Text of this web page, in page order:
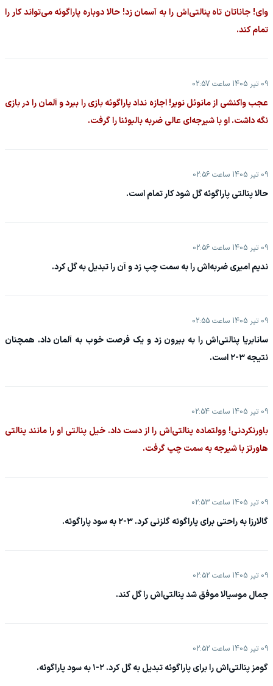
وای! جاناتان تاه پنالتی‌اش را به آسمان زد! حالا دوباره پاراگوئه می‌تواند کار را
تمام کند.
09 تیر 1405 ساعت 02:57
عجب واکنشی از مانوئل نویر! اجازه نداد پاراگوئه بازی را ببرد و آلمان را در بازی
نگه داشت. او با شیرجه‌ای عالی ضربه بالبوئنا را گرفت.
09 تیر 1405 ساعت 02:56
حالا پنالتی پاراگوئه گل شود کار تمام است.
09 تیر 1405 ساعت 02:56
ندیم امیری ضربه‌اش را به سمت چپ زد و آن را تبدیل به گل کرد.
09 تیر 1405 ساعت 02:55
سانابریا پنالتی‌اش را به بیرون زد و یک فرصت خوب به آلمان داد. همچنان
نتیجه ۳-۲ است‌.
09 تیر 1405 ساعت 02:54
باورنکردنی! وولتماده پنالتی‌اش را از دست داد. خیل پنالتی او را مانند پنالتی
هاورتز با شیرجه به سمت چپ گرفت.
09 تیر 1405 ساعت 02:53
گالارزا به راحتی برای پاراگوئه گلزنی کرد. ۳-۲ به سود پاراگوئه.
09 تیر 1405 ساعت 02:52
جمال موسیالا موفق شد پنالتی‌اش را گل کند.
09 تیر 1405 ساعت 02:52
گومز پنالتی‌اش را برای پاراگوئه تبدیل به گل کرد. ۲-۱ به سود پاراگوئه.